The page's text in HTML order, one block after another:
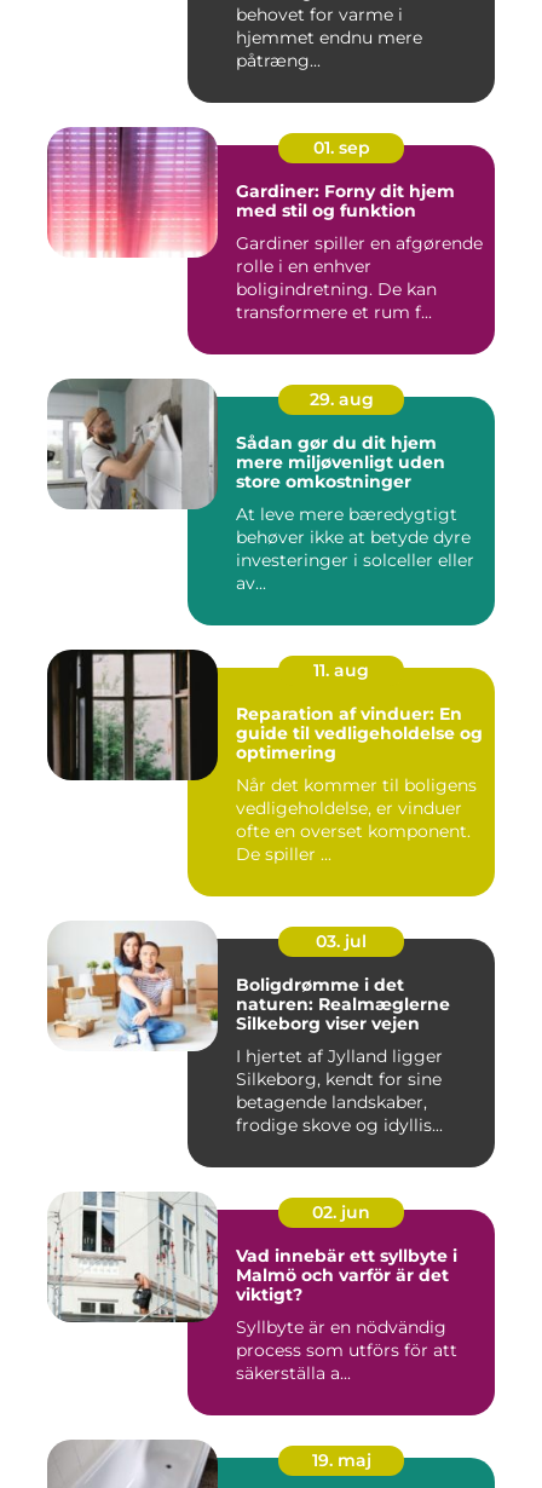
behovet for varme i
hjemmet endnu mere
påtræng...
01. sep
Gardiner: Forny dit hjem
med stil og funktion
Gardiner spiller en afgørende
rolle i en enhver
boligindretning. De kan
transformere et rum f...
29. aug
Sådan gør du dit hjem
mere miljøvenligt uden
store omkostninger
At leve mere bæredygtigt
behøver ikke at betyde dyre
investeringer i solceller eller
av...
11. aug
Reparation af vinduer: En
guide til vedligeholdelse og
optimering
Når det kommer til boligens
vedligeholdelse, er vinduer
ofte en overset komponent.
De spiller ...
03. jul
Boligdrømme i det
naturen: Realmæglerne
Silkeborg viser vejen
I hjertet af Jylland ligger
Silkeborg, kendt for sine
betagende landskaber,
frodige skove og idyllis...
02. jun
Vad innebär ett syllbyte i
Malmö och varför är det
viktigt?
Syllbyte är en nödvändig
process som utförs för att
säkerställa a...
19. maj